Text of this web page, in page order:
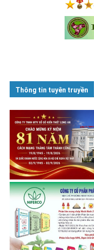
Thông tin tuyên truyền